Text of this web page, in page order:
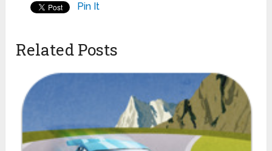
Pin It
Related Posts